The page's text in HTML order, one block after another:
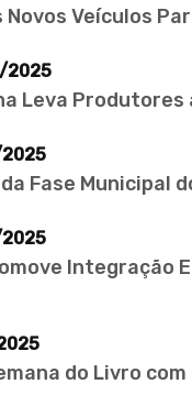
Novos Veículos
2025
Leva Produtores
Fase
Integração
do Livro